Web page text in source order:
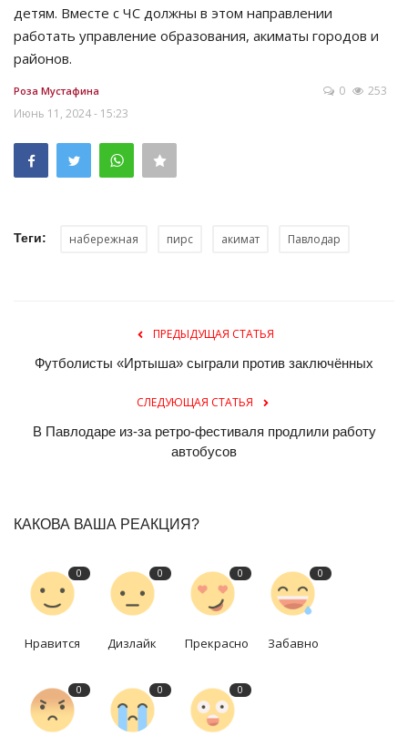
детям. Вместе с ЧС должны в этом направлении
работать управление образования, акиматы городов и
районов.
Роза Мустафина
Июнь 11, 2024 - 15:23
0 253
Теги: набережная пирс акимат Павлодар
ПРЕДЫДУЩАЯ СТАТЬЯ
Футболисты «Иртыша» сыграли против заключённых
СЛЕДУЮЩАЯ СТАТЬЯ
В Павлодаре из-за ретро-фестиваля продлили работу
автобусов
КАКОВА ВАША РЕАКЦИЯ?
0
Нравится
0
Дизлайк
0
Прекрасно
0
Забавно
0 0 0